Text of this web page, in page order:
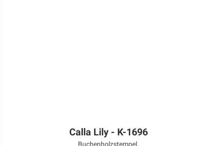
Calla Lily - K-1696
Buchenholzstempel.